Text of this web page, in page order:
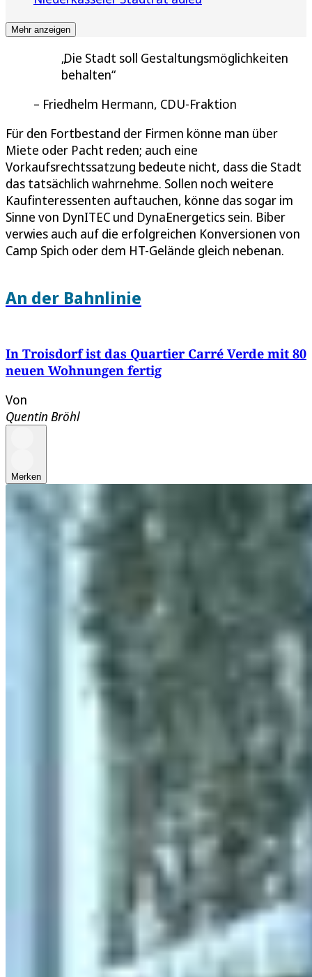
Mehr anzeigen
Die Stadt soll Gestaltungsmöglichkeiten
behalten
Friedhelm Hermann, CDU-Fraktion
Für den Fortbestand der Firmen könne man über
Miete oder Pacht reden; auch eine
Vorkaufsrechtssatzung bedeute nicht, dass die Stadt
das tatsächlich wahrnehme. Sollen noch weitere
Kaufinteressenten auftauchen, könne das sogar im
Sinne von DynITEC und DynaEnergetics sein. Biber
verwies auch auf die erfolgreichen Konversionen von
Camp Spich oder dem HT-Gelände gleich nebenan.
An der Bahnlinie
In Troisdorf ist das Quartier Carré Verde mit 80
neuen Wohnungen fertig
Von
Quentin Bröhl
Merken